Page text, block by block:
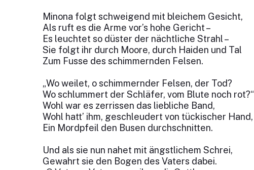
Minona folgt schweigend mit bleichem Gesicht,
Als ruft es die Arme vor’s hohe Gericht –
Es leuchtet so düster der nächtliche Strahl –
Sie folgt ihr durch Moore, durch Haiden und Tal
Zum Fusse des schimmernden Felsen.
„Wo weilet, o schimmernder Felsen, der Tod?
Wo schlummert der Schläfer, vom Blute noch rot?“
Wohl war es zerrissen das liebliche Band,
Wohl hatt’ ihm, geschleudert von tückischer Hand,
Ein Mordpfeil den Busen durchschnitten.
Und als sie nun nahet mit ängstlichem Schrei,
Gewahrt sie den Bogen des Vaters dabei.